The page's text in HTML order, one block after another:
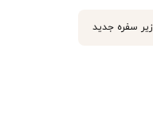
زیر سفره جدید